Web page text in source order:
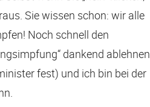
Sie wissen schon: wir alle
Noch schnell den
dankend ablehnen
fest) und ich bin bei der